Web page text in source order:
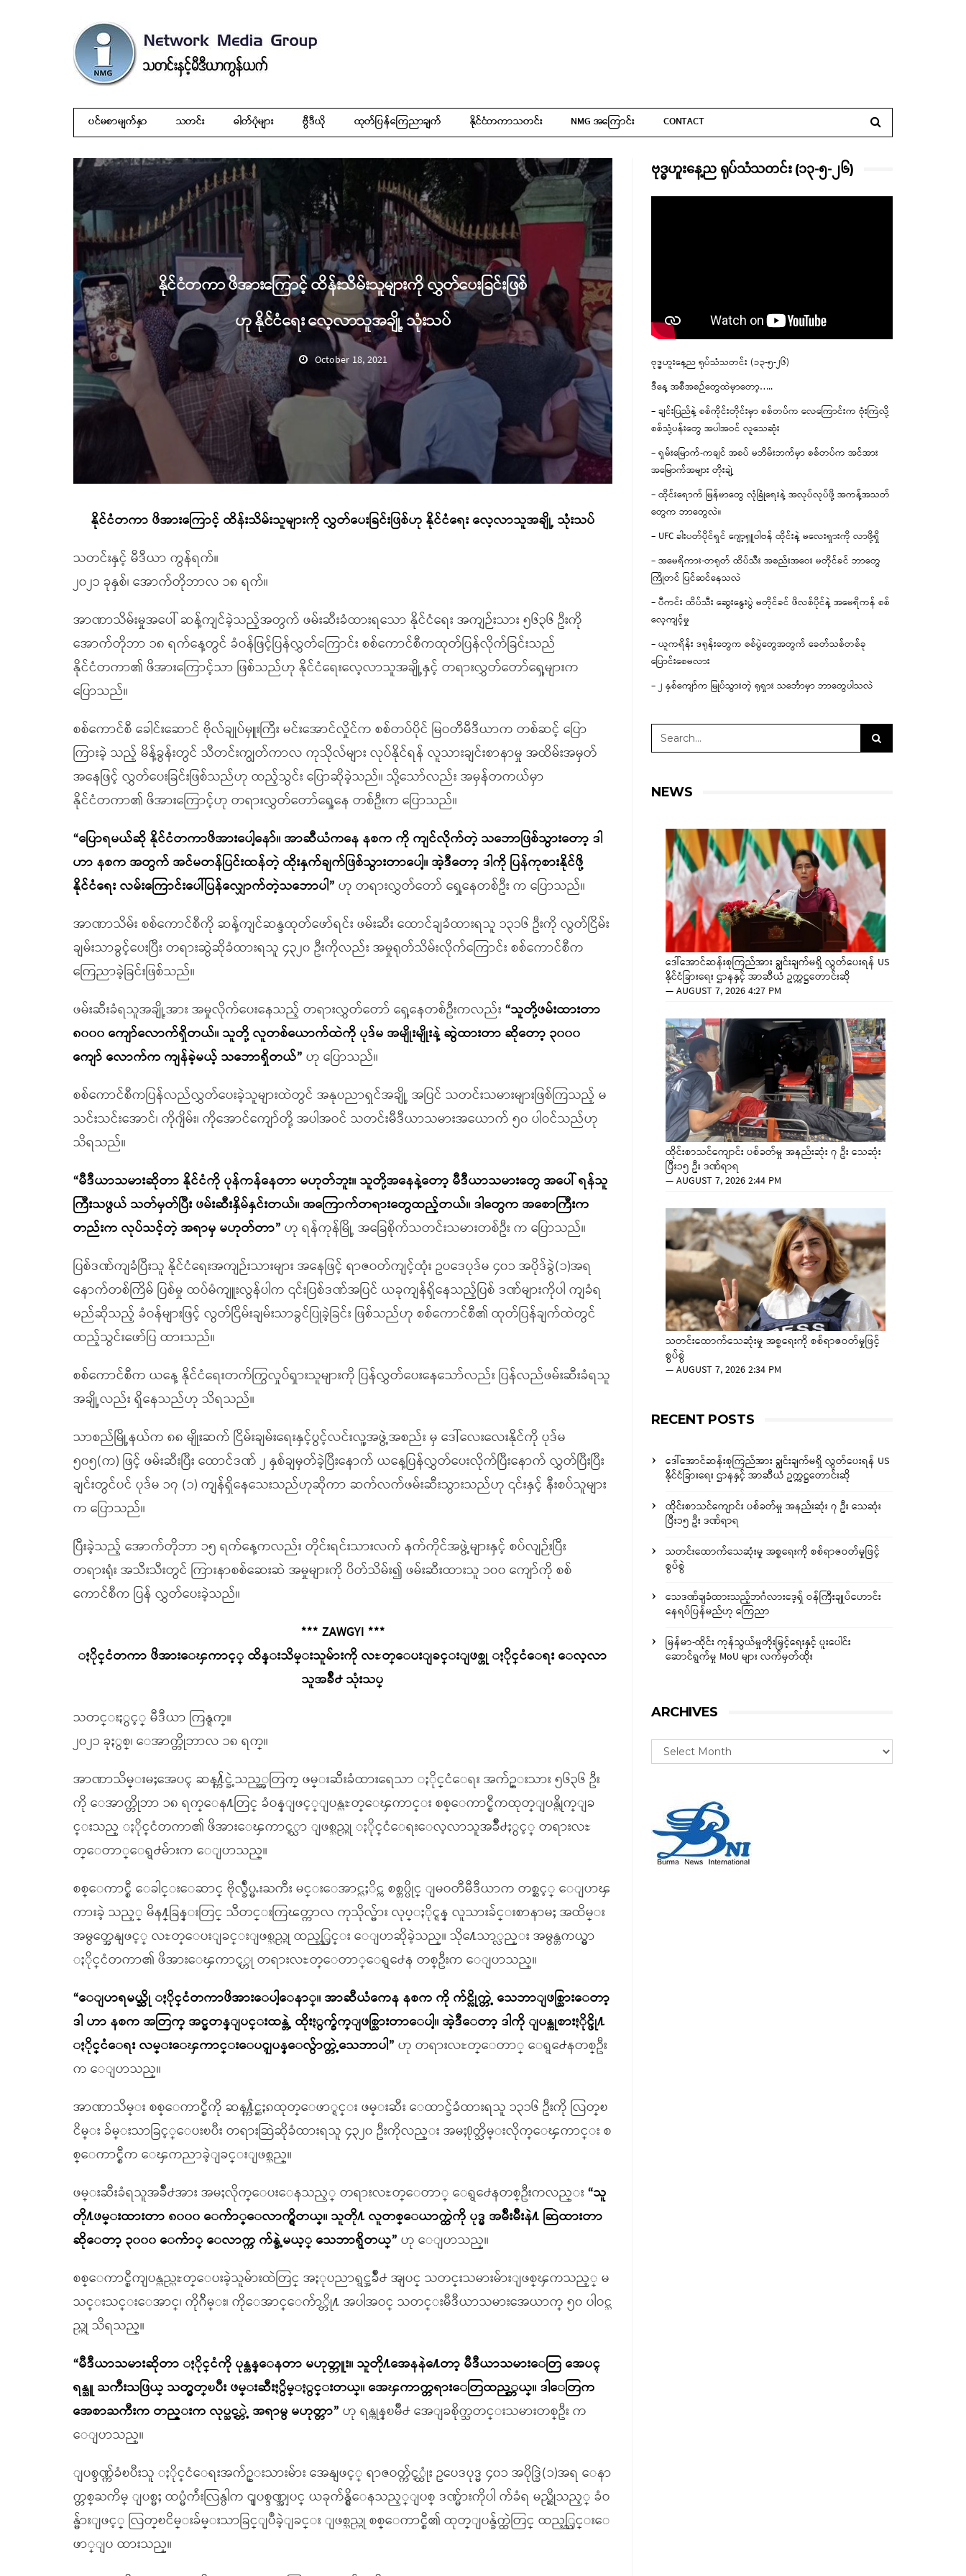
ပင်မစာမျက်နှာ သတင်း ဓါတ်ပုံများ ဗွီဒီယို ထုတ်ပြန်ကြေညာချက် နိုင်ငံတကာသတင်း NMG အကြောင်း CONTACT
နိုင်ငံတကာ ဖိအားကြောင့် ထိန်းသိမ်းသူများကို လွှတ်ပေးခြင်းဖြစ်
ဟု နိုင်ငံရေး လေ့လာသူအချို့ သုံးသပ်
October 18, 2021
နိုင်ငံတကာ ဖိအားကြောင့် ထိန်းသိမ်းသူများကို လွှတ်ပေးခြင်းဖြစ်ဟု နိုင်ငံရေး လေ့လာသူအချို့ သုံးသပ်
သတင်းနှင့် မီဒီယာ ကွန်ရက်။
၂၀၂၁ ခုနှစ်၊ အောက်တိုဘာလ ၁၈ ရက်။
အာဏာသိမ်းမှုအပေါ် ဆန့်ကျင်ခဲ့သည့်အတွက် ဖမ်းဆီးခံထားရသော နိုင်ငံရေး အကျဉ်းသား ၅၆၃၆ ဦးကို
အောက်တိုဘာ ၁၈ ရက်နေ့တွင် ခံဝန်ဖြင့်ပြန်လွှတ်ကြောင်း စစ်ကောင်စီကထုတ်ပြန်လိုက်ခြင်းသည်
နိုင်ငံတကာ၏ ဖိအားကြောင့်သာ ဖြစ်သည်ဟု နိုင်ငံရေးလေ့လာသူအချို့နှင့် တရားလွှတ်တော်ရှေ့များက
ပြောသည်။
စစ်ကောင်စီ ခေါင်းဆောင် ဗိုလ်ချုပ်မှူးကြီး မင်းအောင်လှိုင်က စစ်တပ်ပိုင် မြဝတီမီဒီယာက တစ်ဆင့် ပြော
ကြားခဲ့ သည့် မိန့်ခွန်းတွင် သီတင်းကျွတ်ကာလ ကုသိုလ်များ လုပ်နိုင်ရန် လူသားချင်းစာနာမှု အထိမ်းအမှတ်
အနေဖြင့် လွှတ်ပေးခြင်းဖြစ်သည်ဟု ထည့်သွင်း ပြောဆိုခဲ့သည်။ သို့သော်လည်း အမှန်တကယ်မှာ
နိုင်ငံတကာ၏ ဖိအားကြောင့်ဟု တရားလွှတ်တော်ရှေ့နေ တစ်ဦးက ပြောသည်။
“ပြောရမယ်ဆို နိုင်ငံတကာဖိအားပေါ့နော်။ အာဆီယံကနေ နစက ကို ကျင်လိုက်တဲ့ သဘောဖြစ်သွားတော့ ဒါ
ဟာ နစက အတွက် အင်မတန်ပြင်းထန်တဲ့ ထိုးနှက်ချက်ဖြစ်သွားတာပေါ့။ အဲ့ဒီတော့ ဒါကို ပြန်ကုစားနိုင်ဖို့
နိုင်ငံရေး လမ်းကြောင်းပေါ်ပြန်လျှောက်တဲ့သဘောပါ” ဟု တရားလွှတ်တော် ရှေ့နေတစ်ဦး က ပြောသည်။
အာဏာသိမ်း စစ်ကောင်စီကို ဆန့်ကျင်ဆန္ဒထုတ်ဖော်ရင်း ဖမ်းဆီး ထောင်ချခံထားရသူ ၁၃၁၆ ဦးကို လွတ်ငြိမ်း
ချမ်းသာခွင့်ပေးပြီး တရားဆွဲဆိုခံထားရသူ ၄၃၂၀ ဦးကိုလည်း အမှုရုတ်သိမ်းလိုက်ကြောင်း စစ်ကောင်စီက
ကြေညာခဲ့ခြင်းဖြစ်သည်။
ဖမ်းဆီးခံရသူအချို့အား အမှုလိုက်ပေးနေသည့် တရားလွှတ်တော် ရှေ့နေတစ်ဦးကလည်း “သူတို့ဖမ်းထားတာ
၈၀၀၀ ကျော်လောက်ရှိတယ်။ သူတို့ လူတစ်ယောက်ထဲကို ပုဒ်မ အမျိုးမျိုးနဲ့ ဆွဲထားတာ ဆိုတော့ ၃၀၀၀
ကျော် လောက်က ကျန်ခဲ့မယ့် သဘောရှိတယ်” ဟု ပြောသည်။
စစ်ကောင်စီကပြန်လည်လွှတ်ပေးခဲ့သူများထဲတွင် အနုပညာရှင်အချို့ အပြင် သတင်းသမားများဖြစ်ကြသည့် မ
သင်းသင်းအောင်၊ ကိုဂျိမ်း၊ ကိုအောင်ကျော်တို့ အပါအဝင် သတင်းမီဒီယာသမားအယောက် ၅၀ ပါဝင်သည်ဟု
သိရသည်။
“မီဒီယာသမားဆိုတာ နိုင်ငံကို ပုန်ကန်နေတာ မဟုတ်ဘူး။ သူတို့အနေနဲ့တော့ မီဒီယာသမားတွေ အပေါ် ရန်သူ
ကြီးသဖွယ် သတ်မှတ်ပြီး ဖမ်းဆီးနှိမ်နှင်းတယ်။ အကြောက်တရားတွေထည့်တယ်။ ဒါတွေက အစောကြီးက
တည်းက လုပ်သင့်တဲ့ အရာမှ မဟုတ်တာ” ဟု ရန်ကုန်မြို့ အခြေစိုက်သတင်းသမားတစ်ဦး က ပြောသည်။
ပြစ်ဒဏ်ကျခံပြီးသူ နိုင်ငံရေးအကျဉ်းသားများ အနေဖြင့် ရာဇဝတ်ကျင့်ထုံး ဥပဒေပုဒ်မ ၄၀၁ အပိုဒ်ခွဲ(၁)အရ
နောက်တစ်ကြိမ် ပြစ်မှု ထပ်မံကျူးလွန်ပါက ၎င်းပြစ်ဒဏ်အပြင် ယခုကျန်ရှိနေသည့်ပြစ် ဒဏ်များကိုပါ ကျခံရ
မည်ဆိုသည့် ခံဝန်များဖြင့် လွတ်ငြိမ်းချမ်းသာခွင်ပြုခဲ့ခြင်း ဖြစ်သည်ဟု စစ်ကောင်စီ၏ ထုတ်ပြန်ချက်ထဲတွင်
ထည့်သွင်းဖော်ပြ ထားသည်။
စစ်ကောင်စီက ယနေ့ နိုင်ငံရေးတက်ကြွလှုပ်ရှားသူများကို ပြန်လွှတ်ပေးနေသော်လည်း ပြန်လည်ဖမ်းဆီးခံရသူ
အချို့လည်း ရှိနေသည်ဟု သိရသည်။
သာစည်မြို့နယ်က ၈၈ မျိုးဆက် ငြိမ်းချမ်းရေးနှင့်ပွင့်လင်းလူ့အဖွဲ့အစည်း မှ ဒေါ်လေးလေးနိုင်ကို ပုဒ်မ
၅၀၅(က) ဖြင့် ဖမ်းဆီးပြီး ထောင်ဒဏ် ၂ နှစ်ချမှတ်ခဲ့ပြီးနောက် ယနေ့ပြန်လွှတ်ပေးလိုက်ပြီးနောက် လွှတ်ပြီးပြီး
ချင်းတွင်ပင် ပုဒ်မ ၁၇ (၁) ကျန်ရှိနေသေးသည်ဟုဆိုကာ ဆက်လက်ဖမ်းဆီးသွားသည်ဟု ၎င်းနှင့် နီးစပ်သူများ
က ပြောသည်။
ပြီးခဲ့သည့် အောက်တိုဘာ ၁၅ ရက်နေ့ကလည်း တိုင်းရင်းသားလက် နက်ကိုင်အဖွဲ့များနှင့် စပ်လျဉ်းပြီး
တရားရုံး အသီးသီးတွင် ကြားနာစစ်ဆေးဆဲ အမှုများကို ပိတ်သိမ်း၍ ဖမ်းဆီးထားသူ ၁၀၀ ကျော်ကို စစ်
ကောင်စီက ပြန် လွှတ်ပေးခဲ့သည်။
*** ZAWGYI ***
ႏိုင္ငံတကာ ဖိအားေၾကာင့္ ထိန္းသိမ္းသူမ်ားကို လႊတ္ေပးျခင္းျဖစ္ဟု ႏိုင္ငံေရး ေလ့လာ
သူအခ်ိဳ႕ သုံးသပ္
သတင္းႏွင့္ မီဒီယာ ကြန္ရက္။
၂၀၂၁ ခုႏွစ္၊ ေအာက္တိုဘာလ ၁၈ ရက္။
အာဏာသိမ္းမႈအေပၚ ဆန႔္က်င္ခဲ့သည့္အတြက္ ဖမ္းဆီးခံထားရေသာ ႏိုင္ငံေရး အက်ဥ္းသား ၅၆၃၆ ဦး
ကို ေအာက္တိုဘာ ၁၈ ရက္ေန႔တြင္ ခံဝန္ျဖင့္ျပန္လႊတ္ေၾကာင္း စစ္ေကာင္စီကထုတ္ျပန္လိုက္ျခ
င္းသည္ ႏိုင္ငံတကာ၏ ဖိအားေၾကာင့္သာ ျဖစ္သည္ဟု ႏိုင္ငံေရးေလ့လာသူအခ်ိဳ႕ႏွင့္ တရားလႊ
တ္ေတာ္ေရွ႕မ်ားက ေျပာသည္။
စစ္ေကာင္စီ ေခါင္းေဆာင္ ဗိုလ္ခ်ဳပ္မႉးႀကီး မင္းေအာင္လႈိင္က စစ္တပ္ပိုင္ ျမဝတီမီဒီယာက တစ္ဆင့္ ေျပာၾ
ကားခဲ့ သည့္ မိန႔္ခြန္းတြင္ သီတင္းကြၽတ္ကာလ ကုသိုလ္မ်ား လုပ္ႏိုင္ရန္ လူသားခ်င္းစာနာမႈ အထိမ္း
အမွတ္အေနျဖင့္ လႊတ္ေပးျခင္းျဖစ္သည္ဟု ထည့္သြင္း ေျပာဆိုခဲ့သည္။ သို႔ေသာ္လည္း အမွန္တကယ္မွာ
ႏိုင္ငံတကာ၏ ဖိအားေၾကာင့္ဟု တရားလႊတ္ေတာ္ေရွ႕ေန တစ္ဦးက ေျပာသည္။
“ေျပာရမယ္ဆို ႏိုင္ငံတကာဖိအားေပါ့ေနာ္။ အာဆီယံကေန နစက ကို က်င္လိုက္တဲ့ သေဘာျဖစ္သြားေတာ့
ဒါ ဟာ နစက အတြက္ အင္မတန္ျပင္းထန္တဲ့ ထိုးႏွက္ခ်က္ျဖစ္သြားတာေပါ့။ အဲ့ဒီေတာ့ ဒါကို ျပန္ကုစားႏိုင္ဖို႔
ႏိုင္ငံေရး လမ္းေၾကာင္းေပၚျပန္ေလွ်ာက္တဲ့သေဘာပါ” ဟု တရားလႊတ္ေတာ္ ေရွ႕ေနတစ္ဦး
က ေျပာသည္။
အာဏာသိမ္း စစ္ေကာင္စီကို ဆန႔္က်င္ဆႏၵထုတ္ေဖာ္ရင္း ဖမ္းဆီး ေထာင္ခ်ခံထားရသူ ၁၃၁၆ ဦးကို လြတ္ၿ
ငိမ္း ခ်မ္းသာခြင့္ေပးၿပီး တရားဆြဲဆိုခံထားရသူ ၄၃၂၀ ဦးကိုလည္း အမႈ႐ုတ္သိမ္းလိုက္ေၾကာင္း စ
စ္ေကာင္စီက ေၾကညာခဲ့ျခင္းျဖစ္သည္။
ဖမ္းဆီးခံရသူအခ်ိဳ႕အား အမႈလိုက္ေပးေနသည့္ တရားလႊတ္ေတာ္ ေရွ႕ေနတစ္ဦးကလည္း “သူ
တို႔ဖမ္းထားတာ ၈၀၀၀ ေက်ာ္ေလာက္ရွိတယ္။ သူတို႔ လူတစ္ေယာက္ထဲကို ပုဒ္မ အမ်ိဳးမ်ိဳးနဲ႔ ဆြဲထားတာ
ဆိုေတာ့ ၃၀၀၀ ေက်ာ္ ေလာက္က က်န္ခဲ့မယ့္ သေဘာရွိတယ္” ဟု ေျပာသည္။
စစ္ေကာင္စီကျပန္လည္လႊတ္ေပးခဲ့သူမ်ားထဲတြင္ အႏုပညာရွင္အခ်ိဳ႕ အျပင္ သတင္းသမားမ်ားျဖစ္ၾကသည့္ မ
သင္းသင္းေအာင္၊ ကိုဂ်ိမ္း၊ ကိုေအာင္ေက်ာ္တို႔ အပါအဝင္ သတင္းမီဒီယာသမားအေယာက္ ၅၀ ပါဝင္သ
ည္ဟု သိရသည္။
“မီဒီယာသမားဆိုတာ ႏိုင္ငံကို ပုန္ကန္ေနတာ မဟုတ္ဘူး။ သူတို႔အေနနဲ႔ေတာ့ မီဒီယာသမားေတြ အေပၚ
ရန္သူ ႀကီးသဖြယ္ သတ္မွတ္ၿပီး ဖမ္းဆီးႏွိမ္ႏွင္းတယ္။ အေၾကာက္တရားေတြထည့္တယ္။ ဒါေတြက
အေစာႀကီးက တည္းက လုပ္သင့္တဲ့ အရာမွ မဟုတ္တာ” ဟု ရန္ကုန္ၿမိဳ႕ အေျခစိုက္သတင္းသမားတစ္ဦး က
ေျပာသည္။
ျပစ္ဒဏ္က်ခံၿပီးသူ ႏိုင္ငံေရးအက်ဥ္းသားမ်ား အေနျဖင့္ ရာဇဝတ္က်င့္ထုံး ဥပေဒပုဒ္မ ၄၀၁ အပိုဒ္ခြဲ(၁)အရ ေနာ
က္တစ္ႀကိမ္ ျပစ္မႈ ထပ္မံက်ဴးလြန္ပါက ၎ျပစ္ဒဏ္အျပင္ ယခုက်န္ရွိေနသည့္ျပစ္ ဒဏ္မ်ားကိုပါ က်ခံရ မည္ဆိုသည့္ ခံဝ
န္မ်ားျဖင့္ လြတ္ၿငိမ္းခ်မ္းသာခြင္ျပဳခဲ့ျခင္း ျဖစ္သည္ဟု စစ္ေကာင္စီ၏ ထုတ္ျပန္ခ်က္ထဲတြင္ ထည့္သြင္းေ
ဖာ္ျပ ထားသည္။
ဗုဒ္ဓဟူးနေ့ည ရုပ်သံသတင်း (၁၃-၅-၂၆)
ဗုဒ္ဓဟူးနေ့ည ရုပ်သံသတင်း (၁၃-၅-၂၆)
ဒီနေ့ အစီအစဉ်တွေထဲမှာတော့…..
– ချင်းပြည်နဲ့ စစ်ကိုင်းတိုင်းမှာ စစ်တပ်က လေကြောင်းက ဗုံးကြဲလို့
စစ်သုံ့ပန်းတွေ အပါအဝင် လူသေဆုံး
– ရှမ်းမြောက်-ကချင် အစပ် မဘိမ်းဘက်မှာ စစ်တပ်က အင်အား
အမြောက်အများ တိုးချဲ့
– ထိုင်းရောက် မြန်မာတွေ လုံခြုံရေးနဲ့ အလုပ်လုပ်ဖို့ အကန့်အသတ်
တွေက ဘာတွေလဲ။
– UFC ခါးပတ်ပိုင်ရှင် ဂျော့ရှူဝါဗန် ထိုင်းနဲ့ မလေးရှားကို လာဖို့ရှိ
– အမေရိကား-တရုတ် ထိပ်သီး အစည်းအဝေး မတိုင်ခင် ဘာတွေ
ကြိုတင် ပြင်ဆင်နေသလဲ
– ပီကင်း ထိပ်သီး ဆွေးနွေးပွဲ မတိုင်ခင် ဖိလစ်ပိုင်နဲ့ အမေရိကန် စစ်
လေ့ကျင့်မှု
– ယူကရိန်း ဒရုန်းတွေက စစ်ပွဲတွေအတွက် ခေတ်သစ်တစ်ခု
ပြောင်းစေမလား
– ၂ နှစ်ကျော်က မြုပ်သွားတဲ့ ရုရှား သင်္ဘောမှာ ဘာတွေပါသလဲ
NEWS
ဒေါ်အောင်ဆန်းစုကြည်အား ချွင်းချက်မရှိ လွှတ်ပေးရန် US
နိုင်ငံခြားရေး ဌာနနှင့် အာဆီယံ ဥက္ကဋ္ဌတောင်းဆို
—AUGUST 7, 2026 4:27 PM
ထိုင်းစာသင်ကျောင်း ပစ်ခတ်မှု အနည်းဆုံး ၇ ဦး သေဆုံး
ပြီး၁၅ ဦး ဒဏ်ရာရ
—AUGUST 7, 2026 2:44 PM
သတင်းထောက်သေဆုံးမှု အစ္စရေးကို စစ်ရာဇဝတ်မှုဖြင့်
စွပ်စွဲ
—AUGUST 7, 2026 2:34 PM
RECENT POSTS
ဒေါ်အောင်ဆန်းစုကြည်အား ချွင်းချက်မရှိ လွှတ်ပေးရန် US
နိုင်ငံခြားရေး ဌာနနှင့် အာဆီယံ ဥက္ကဋ္ဌတောင်းဆို
ထိုင်းစာသင်ကျောင်း ပစ်ခတ်မှု အနည်းဆုံး ၇ ဦး သေဆုံး
ပြီး၁၅ ဦး ဒဏ်ရာရ
သတင်းထောက်သေဆုံးမှု အစ္စရေးကို စစ်ရာဇဝတ်မှုဖြင့်
စွပ်စွဲ
သေဒဏ်ချခံထားသည့်ဘင်္ဂလားဒေ့ရှ် ဝန်ကြီးချုပ်ဟောင်း
နေရပ်ပြန်မည်ဟု ကြေညာ
မြန်မာ-ထိုင်း ကုန်သွယ်မှုတိုးမြှင့်ရေးနှင့် ပူးပေါင်း
ဆောင်ရွက်မှု MoU များ လက်မှတ်ထိုး
ARCHIVES